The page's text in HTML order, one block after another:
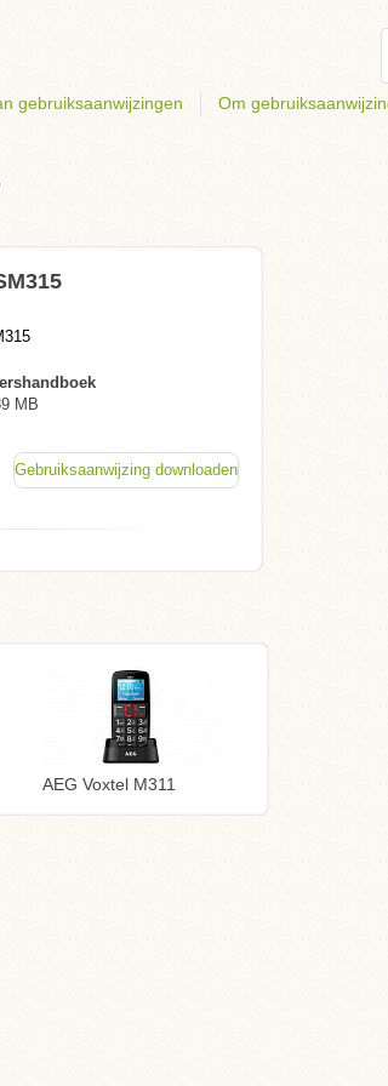
gebruiksaanwijzingen Om
MB
Gebruiksaanwijzing downloaden
AEG Voxtel M311